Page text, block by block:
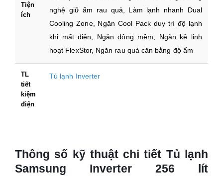
Tiện
ích
nghệ giữ ẩm rau quả, Làm lạnh nhanh Dual
Cooling Zone, Ngăn Cool Pack duy trì độ lạnh
khi mất điện, Ngăn đông mềm, Ngăn kệ linh
hoạt FlexStor, Ngăn rau quả căn bằng độ ẩm
TL
tiết
kiệm
điện
Tủ lạnh Inverter
Thông số kỹ thuật chi tiết Tủ lạnh
Samsung Inverter 256 lít